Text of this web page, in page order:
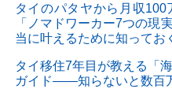
タイのパタヤから月収
「ノマドワーカー7つの
当に叶えるために知ってお
タイ移住7年目が教える「
ガイド——知らないと数百